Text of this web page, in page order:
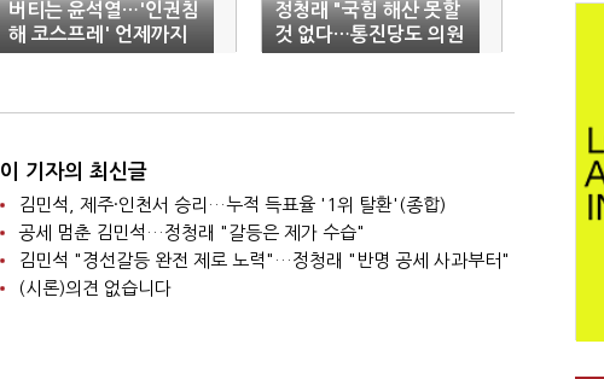
버티는 윤석열…'인권침
해 코스프레' 언제까지
정청래 "국힘 해산 못할
것 없다…통진당도 의원
직 박탈"
이 기자의 최신글
김민석, 제주·인천서 승리…누적 득표율 '1위 탈환'(종합)
공세 멈춘 김민석…정청래 "갈등은 제가 수습"
김민석 "경선갈등 완전 제로 노력"…정청래 "반명 공세 사과부터"
(시론)의견 없습니다